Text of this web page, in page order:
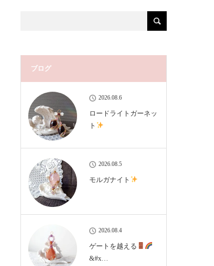
ブログ
2026.08.6
ロードライトガーネッ
ト
2026.08.5
モルガナイト
2026.08.4
ゲートを越える
&#x…